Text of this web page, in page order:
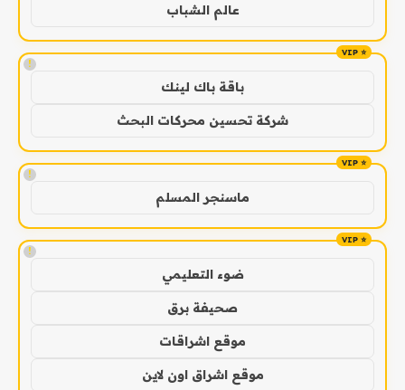
عالم الشباب
!
باقة باك لينك
شركة تحسين محركات البحث
!
ماسنجر المسلم
!
ضوء التعليمي
صحيفة برق
موقع اشراقات
موقع اشراق اون لاين